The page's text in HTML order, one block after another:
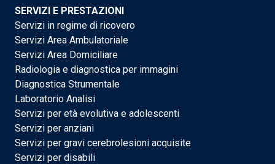
SERVIZI E PRESTAZIONI
Servizi in regime di ricovero
Servizi Area Ambulatoriale
Servizi Area Domiciliare
Radiologia e diagnostica per immagini
Diagnostica Strumentale
Laboratorio Analisi
Servizi per età evolutiva e adolescenti
Servizi per anziani
Servizi per gravi cerebrolesioni acquisite
Servizi per disabili